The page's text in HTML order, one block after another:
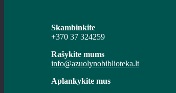
Skambinkite
+370 37 324259
Rašykite mums
info@azuolynobiblioteka.lt
Aplankykite mus